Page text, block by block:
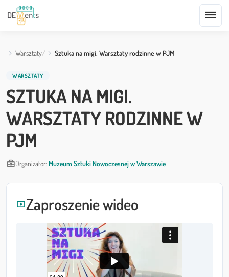
menu
Warsztaty Sztuka na migi. Warsztaty rodzinne w PJM
WARSZTATY
SZTUKA NA MIGI.
WARSZTATY RODZINNE W
PJM
business_centerOrganizator: Muzeum Sztuki Nowoczesnej w Warszawie
smart_displayZaproszenie wideo